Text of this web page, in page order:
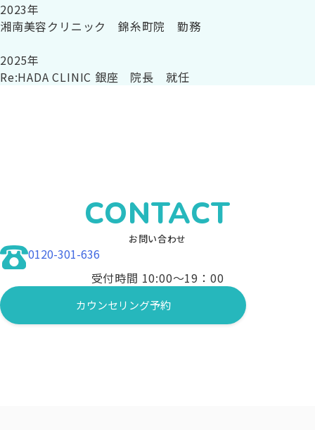
2023年
湘南美容クリニック 錦糸町院 勤務
2025年
Re:HADA CLINIC 銀座 院長 就任
CONTACT
お問い合わせ
0120-301-636
受付時間 10:00〜19：00
カウンセリング予約